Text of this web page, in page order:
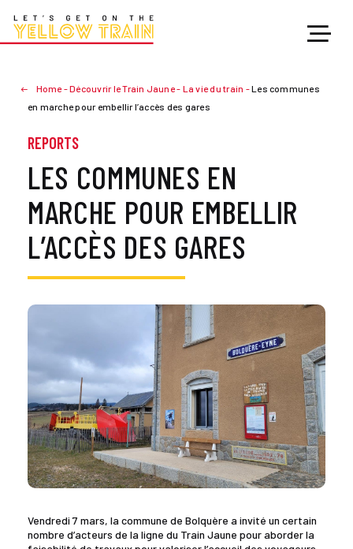
Home-Découvrir le Train Jaune- La vie du train -Les communes
en marche pour embellir l’accès des gares
REPORTS
LES COMMUNES EN
MARCHE POUR EMBELLIR
L’ACCÈS DES GARES
Vendredi 7 mars, la commune de Bolquère a invité un certain
nombre d’acteurs de la ligne du Train Jaune pour aborder la